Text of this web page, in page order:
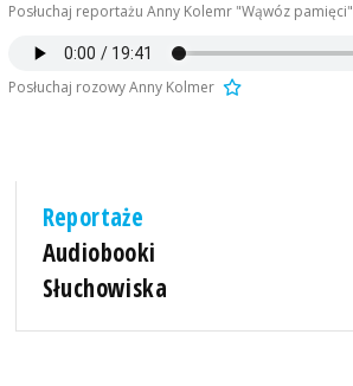
Posłuchaj reportażu Anny Kolemr "Wąwóz pamięci"
Posłuchaj rozowy Anny Kolmer
Reportaże
Audiobooki
Słuchowiska